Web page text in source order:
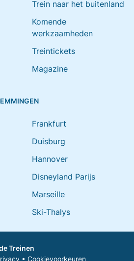
Trein naar het buitenland
Komende
werkzaamheden
Treintickets
Magazine
Frankfurt
Duisburg
Hannover
Disneyland Parijs
Marseille
Ski-Thalys
Treinen
• Cookievoorkeuren